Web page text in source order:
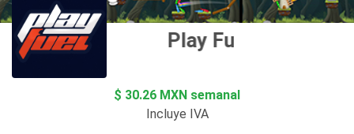
Play Fuel MX
$ 30.26 MXN semanal
Incluye IVA